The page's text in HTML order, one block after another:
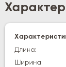
Длина:
Ширина: